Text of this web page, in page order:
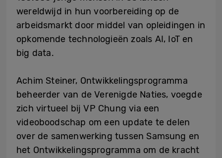
wereldwijd in hun voorbereiding op de
arbeidsmarkt door middel van opleidingen in
opkomende technologieën zoals AI, IoT en
big data.
Achim Steiner, Ontwikkelingsprogramma
beheerder van de Verenigde Naties, voegde
zich virtueel bij VP Chung via een
videoboodschap om een update te delen
over de samenwerking tussen Samsung en
het Ontwikkelingsprogramma om de kracht